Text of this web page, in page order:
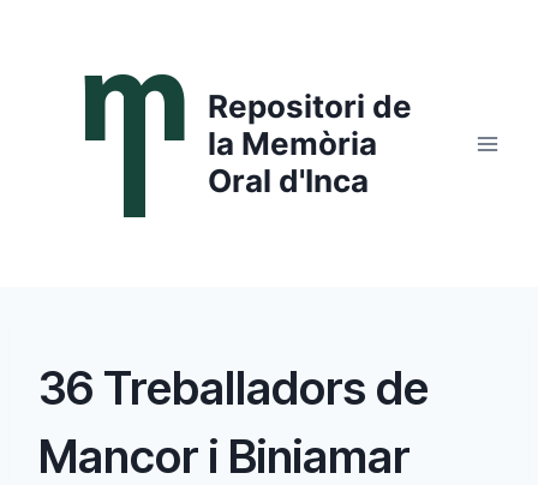
contenido
Repositori de
la Memòria
Oral d'Inca
36 Treballadors de
Mancor i Biniamar